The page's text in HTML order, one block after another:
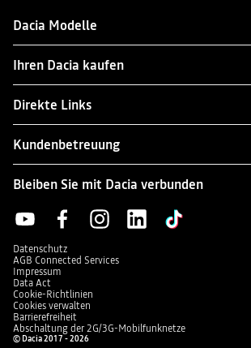
Dacia Modelle
Ihren Dacia kaufen
Direkte Links
Kundenbetreuung
Bleiben Sie mit Dacia verbunden
Datenschutz
AGB Connected Services
Impressum
Data Act
Cookie-Richtlinien
Cookies verwalten
Barrierefreiheit
Abschaltung der 2G/3G-Mobilfunknetze
© Dacia 2017 - 2026